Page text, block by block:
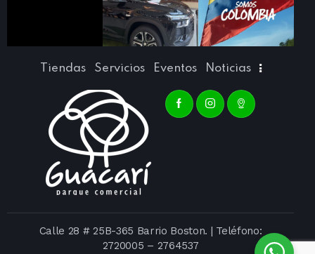
Tiendas Servicios Eventos Noticias
Calle 28 # 25B-365 Barrio Boston. | Teléfono:
2720005 – 2764537